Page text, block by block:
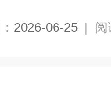
2026-06-25 | 阅